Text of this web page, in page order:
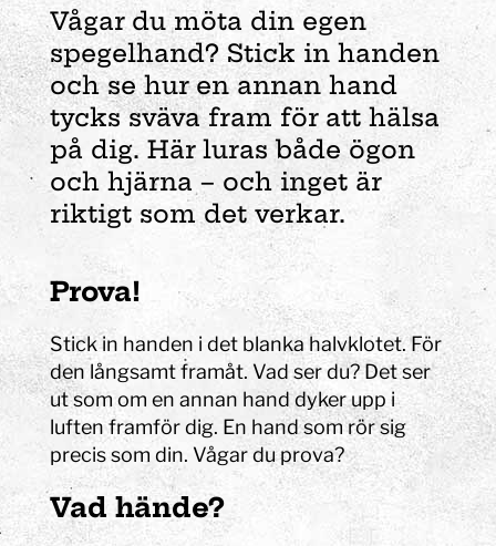
Vågar du möta din egen
spegelhand? Stick in handen
och se hur en annan hand
tycks sväva fram för att hälsa
på dig. Här luras både ögon
och hjärna – och inget är
riktigt som det verkar.
Prova!
Stick in handen i det blanka halvklotet. För
den långsamt framåt. Vad ser du? Det ser
ut som om en annan hand dyker upp i
luften framför dig. En hand som rör sig
precis som din. Vågar du prova?
Vad hände?